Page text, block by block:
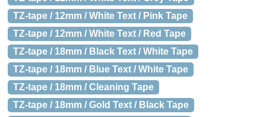
TZ-tape / 12mm / White Text / Pink Tape
TZ-tape / 12mm / White Text / Red Tape
TZ-tape / 18mm / Black Text / White Tape
TZ-tape / 18mm / Blue Text / White Tape
TZ-tape / 18mm / Cleaning Tape
TZ-tape / 18mm / Gold Text / Black Tape